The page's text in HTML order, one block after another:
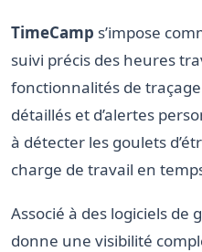
TimeCamp s’impose
suivi précis des heures
fonctionnalités de
détaillés et d’alertes
à détecter les goulets
charge de travail en
Associé à des logiciels de
donne une visibilité